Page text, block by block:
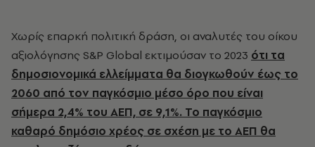
Χωρίς επαρκή πολιτική δράση, οι αναλυτές του οίκου
αξιολόγησης S&P Global εκτιμούσαν το 2023 ότι τα
δημοσιονομικά ελλείμματα θα διογκωθούν έως το
2060 από τον παγκόσμιο μέσο όρο που είναι
σήμερα 2,4% του ΑΕΠ, σε 9,1%. Το παγκόσμιο
καθαρό δημόσιο χρέος σε σχέση με το ΑΕΠ θα